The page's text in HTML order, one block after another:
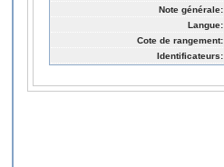
Note générale:
Langue:
Cote de rangement:
Identificateurs: